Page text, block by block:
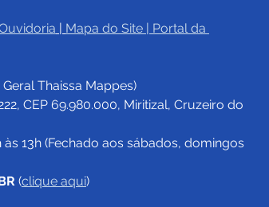
| Mapa do Site | Portal da
Thaissa Mappes)
CEP 69.980.000, Miritizal, Cruzeiro do
(Fechado aos sábados, domingos
(clique aqui)